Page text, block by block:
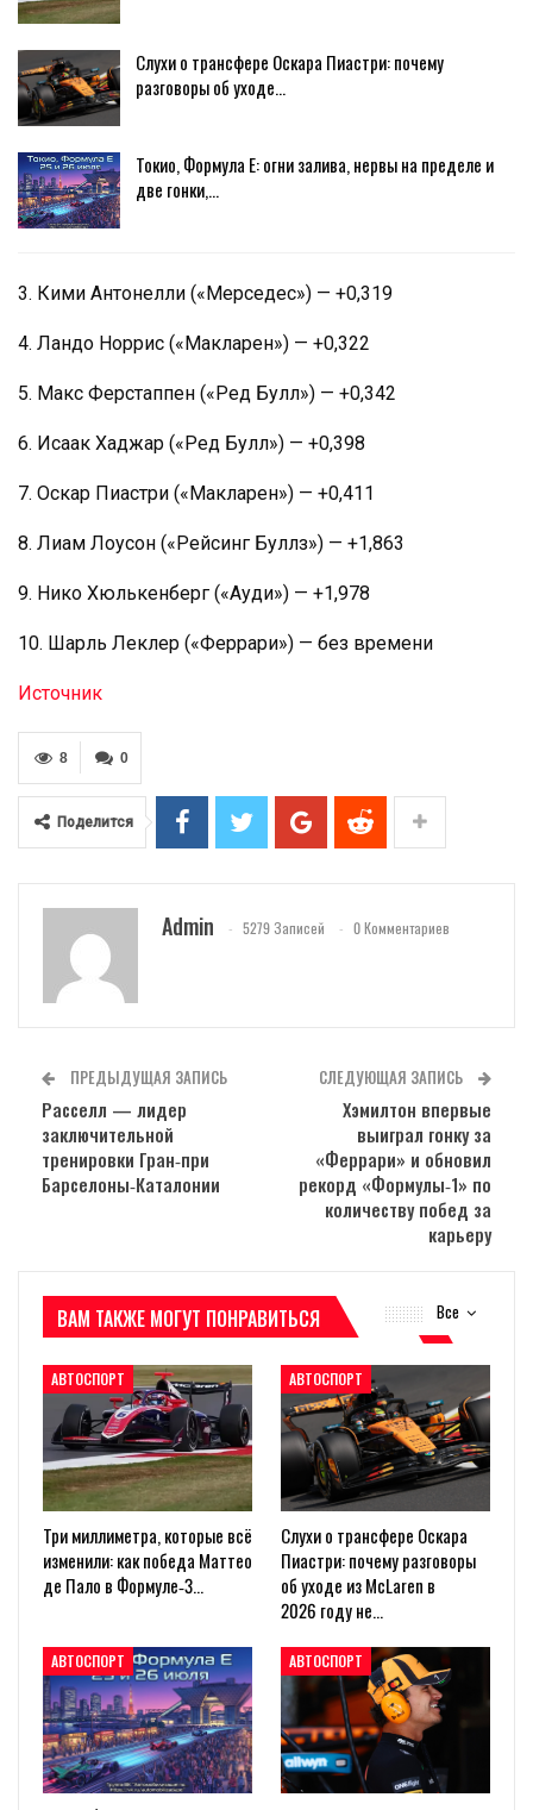
Слухи о трансфере Оскара Пиастри: почему
разговоры об уходе…
Токио, Формула E: огни залива, нервы на пределе и
две гонки,…
3. Кими Антонелли («Мерседес») — +0,319
4. Ландо Норрис («Макларен») — +0,322
5. Макс Ферстаппен («Ред Булл») — +0,342
6. Исаак Хаджар («Ред Булл») — +0,398
7. Оскар Пиастри («Макларен») — +0,411
8. Лиам Лоусон («Рейсинг Буллз») — +1,863
9. Нико Хюлькенберг («Ауди») — +1,978
10. Шарль Леклер («Феррари») — без времени
Источник
0
8
Поделится
Admin 5279 Записей 0 Комментариев
ПРЕДЫДУЩАЯ ЗАПИСЬ
Расселл — лидер
заключительной
тренировки Гран‑при
Барселоны‑Каталонии
СЛЕДУЮЩАЯ ЗАПИСЬ
Хэмилтон впервые
выиграл гонку за
«Феррари» и обновил
рекорд «Формулы‑1» по
количеству побед за
карьеру
Все
ВАМ ТАКЖЕ МОГУТ ПОНРАВИТЬСЯ
АВТОСПОРТ
Три миллиметра, которые всё
изменили: как победа Маттео
де Пало в Формуле‑3…
АВТОСПОРТ
Слухи о трансфере Оскара
Пиастри: почему разговоры
об уходе из McLaren в
2026 году не…
АВТОСПОРТ АВТОСПОРТ